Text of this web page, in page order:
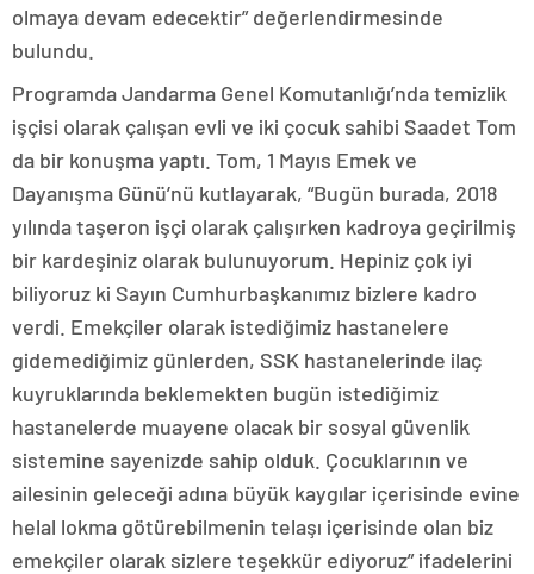
olmaya devam edecektir” değerlendirmesinde
bulundu.
Programda Jandarma Genel Komutanlığı’nda temizlik
işçisi olarak çalışan evli ve iki çocuk sahibi Saadet Tom
da bir konuşma yaptı. Tom, 1 Mayıs Emek ve
Dayanışma Günü’nü kutlayarak, “Bugün burada, 2018
yılında taşeron işçi olarak çalışırken kadroya geçirilmiş
bir kardeşiniz olarak bulunuyorum. Hepiniz çok iyi
biliyoruz ki Sayın Cumhurbaşkanımız bizlere kadro
verdi. Emekçiler olarak istediğimiz hastanelere
gidemediğimiz günlerden, SSK hastanelerinde ilaç
kuyruklarında beklemekten bugün istediğimiz
hastanelerde muayene olacak bir sosyal güvenlik
sistemine sayenizde sahip olduk. Çocuklarının ve
ailesinin geleceği adına büyük kaygılar içerisinde evine
helal lokma götürebilmenin telaşı içerisinde olan biz
emekçiler olarak sizlere teşekkür ediyoruz” ifadelerini